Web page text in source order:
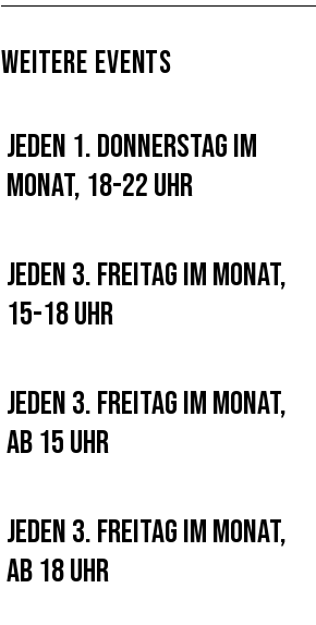
Weitere Events
Jeden 1. Donnerstag im
Monat, 18-22 Uhr
Jeden 3. Freitag im Monat,
15-18 Uhr
Jeden 3. Freitag im Monat,
ab 15 Uhr
Jeden 3. Freitag im Monat,
ab 18 Uhr